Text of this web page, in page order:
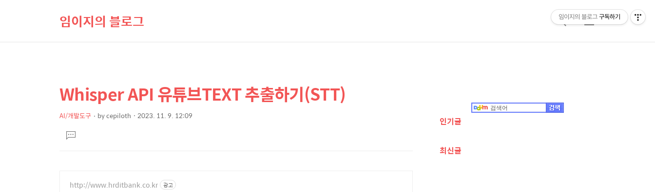
임이지의 블로그
검
메
상
세
컨
텐
본
문
제
Whisper API 유튜브TEXT 추출하기(STT)
AI/개발도구 bycepiloth 2023. 11. 9. 12:09
문댓
글
http://www.hrditbank.co.kr 광고
정
인기글
최신글
임이지의 블로그 구독하기